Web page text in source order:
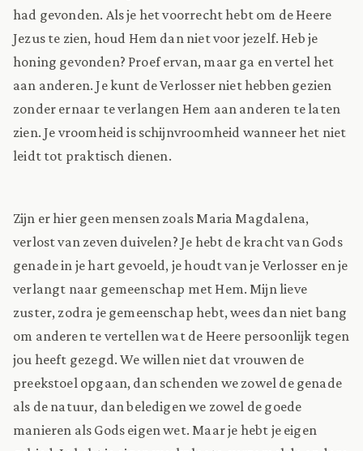
had gevonden. Als je het voorrecht hebt om de Heere
Jezus te zien, houd Hem dan niet voor jezelf. Heb je
honing gevonden? Proef ervan, maar ga en vertel het
aan anderen. Je kunt de Verlosser niet hebben gezien
zonder ernaar te verlangen Hem aan anderen te laten
zien. Je vroomheid is schijnvroomheid wanneer het niet
leidt tot praktisch dienen.
Zijn er hier geen mensen zoals Maria Magdalena,
verlost van zeven duivelen? Je hebt de kracht van Gods
genade in je hart gevoeld, je houdt van je Verlosser en je
verlangt naar gemeenschap met Hem. Mijn lieve
zuster, zodra je gemeenschap hebt, wees dan niet bang
om anderen te vertellen wat de Heere persoonlijk tegen
jou heeft gezegd. We willen niet dat vrouwen de
preekstoel opgaan, dan schenden we zowel de genade
als de natuur, dan beledigen we zowel de goede
manieren als Gods eigen wet. Maar je hebt je eigen